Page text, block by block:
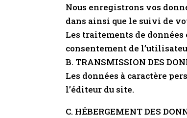
Nous enregistrons vos
dans ainsi que le suivi de
Les traitements de données
consentement de
B. TRANSMISSION DES
Les données à caractère
l’éditeur du site.
C. HÉBERGEMENT DES